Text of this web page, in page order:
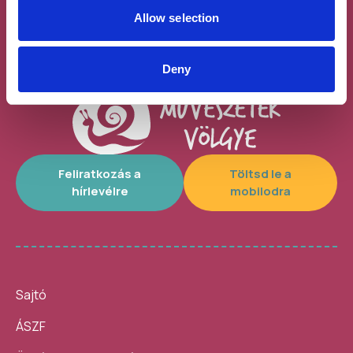
Allow selection
Deny
Feliratkozás a
hírlevélre
Töltsd le a
mobilodra
Sajtó
ÁSZF